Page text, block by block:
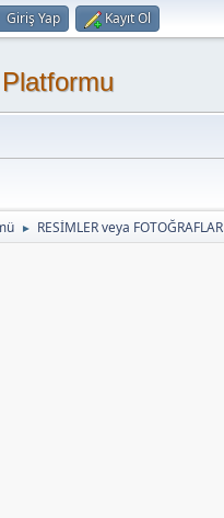
Giriş Yap Kayıt Ol
► RESİMLER veya FOTOĞRAFLAR